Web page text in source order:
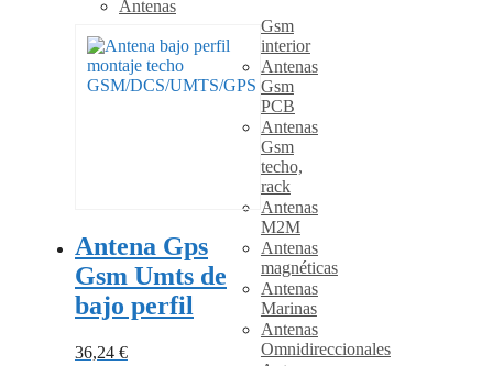
Antena Gps
Gsm Umts de
bajo perfil
36,24 €
Antenas
Gsm
interior
Antenas
Gsm
PCB
Antenas
Gsm
techo,
rack
Antenas
M2M
Antenas
magnéticas
Antenas
Marinas
Antenas
Omnidireccionales